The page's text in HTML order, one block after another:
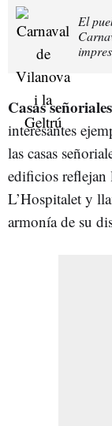
El
Casas
interesantes
las casas
edificios reflejan
L’Hospitalet y
armonía de su